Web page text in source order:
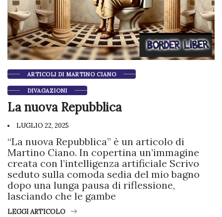
ARTICOLI DI MARTINO CIANO
DIVAGAZIONI
La nuova Repubblica
LUGLIO 22, 2025
“La nuova Repubblica” è un articolo di
Martino Ciano. In copertina un’immagine
creata con l’intelligenza artificiale Scrivo
seduto sulla comoda sedia del mio bagno
dopo una lunga pausa di riflessione,
lasciando che le gambe
LEGGI ARTICOLO